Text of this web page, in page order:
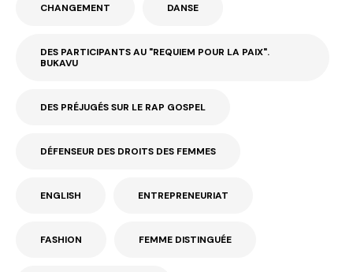
CHANGEMENT DANSE
DES PARTICIPANTS AU "REQUIEM POUR LA PAIX".
BUKAVU
DES PRÉJUGÉS SUR LE RAP GOSPEL
DÉFENSEUR DES DROITS DES FEMMES
ENGLISH ENTREPRENEURIAT
FASHION FEMME DISTINGUÉE